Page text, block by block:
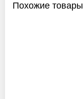
Похожие товары